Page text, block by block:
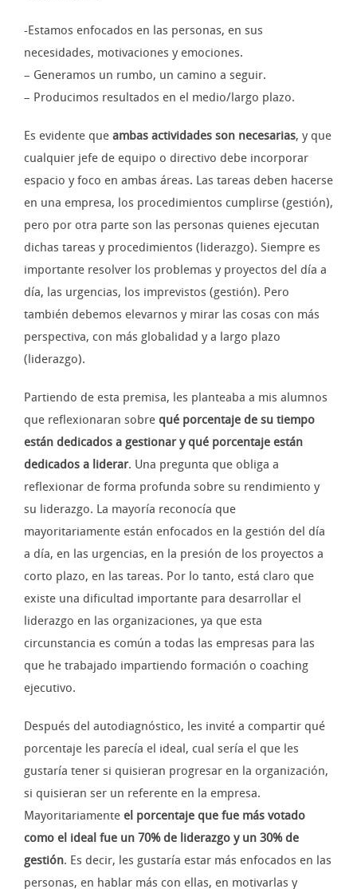
-Estamos enfocados en las personas, en sus
necesidades, motivaciones y emociones.
– Generamos un rumbo, un camino a seguir.
– Producimos resultados en el medio/largo plazo.
Es evidente que ambas actividades son necesarias, y que
cualquier jefe de equipo o directivo debe incorporar
espacio y foco en ambas áreas. Las tareas deben hacerse
en una empresa, los procedimientos cumplirse (gestión),
pero por otra parte son las personas quienes ejecutan
dichas tareas y procedimientos (liderazgo). Siempre es
importante resolver los problemas y proyectos del día a
día, las urgencias, los imprevistos (gestión). Pero
también debemos elevarnos y mirar las cosas con más
perspectiva, con más globalidad y a largo plazo
(liderazgo).
Partiendo de esta premisa, les planteaba a mis alumnos
que reflexionaran sobre qué porcentaje de su tiempo
están dedicados a gestionar y qué porcentaje están
dedicados a liderar. Una pregunta que obliga a
reflexionar de forma profunda sobre su rendimiento y
su liderazgo. La mayoría reconocía que
mayoritariamente están enfocados en la gestión del día
a día, en las urgencias, en la presión de los proyectos a
corto plazo, en las tareas. Por lo tanto, está claro que
existe una dificultad importante para desarrollar el
liderazgo en las organizaciones, ya que esta
circunstancia es común a todas las empresas para las
que he trabajado impartiendo formación o coaching
ejecutivo.
Después del autodiagnóstico, les invité a compartir qué
porcentaje les parecía el ideal, cual sería el que les
gustaría tener si quisieran progresar en la organización,
si quisieran ser un referente en la empresa.
Mayoritariamente el porcentaje que fue más votado
como el ideal fue un 70% de liderazgo y un 30% de
gestión. Es decir, les gustaría estar más enfocados en las
personas, en hablar más con ellas, en motivarlas y